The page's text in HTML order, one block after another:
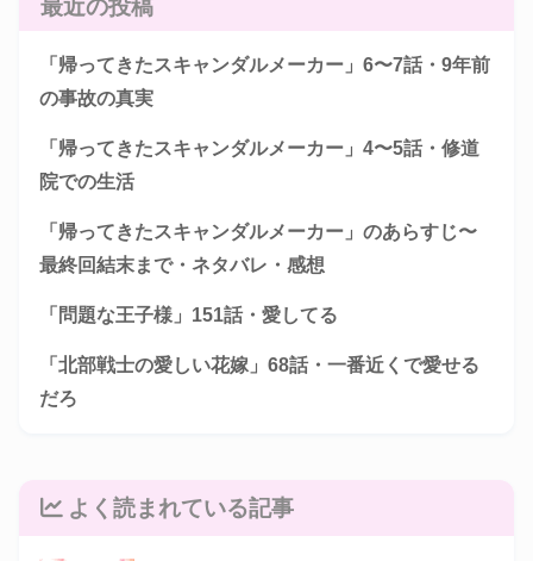
最近の投稿
「帰ってきたスキャンダルメーカー」6〜7話・9年前
の事故の真実
「帰ってきたスキャンダルメーカー」4〜5話・修道
院での生活
「帰ってきたスキャンダルメーカー」のあらすじ〜
最終回結末まで・ネタバレ・感想
「問題な王子様」151話・愛してる
「北部戦士の愛しい花嫁」68話・一番近くで愛せる
だろ
よく読まれている記事